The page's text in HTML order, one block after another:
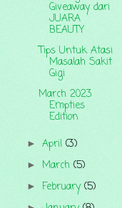
Giveaway dari
JUARA
BEAUTY
Tips Untuk Atasi
Masalah Sakit
Gigi
March 2023
Empties
Edition
► April (3)
► March (5)
► February(5)